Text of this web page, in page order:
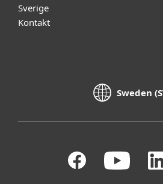
Sverige
Kontakt
Sweden